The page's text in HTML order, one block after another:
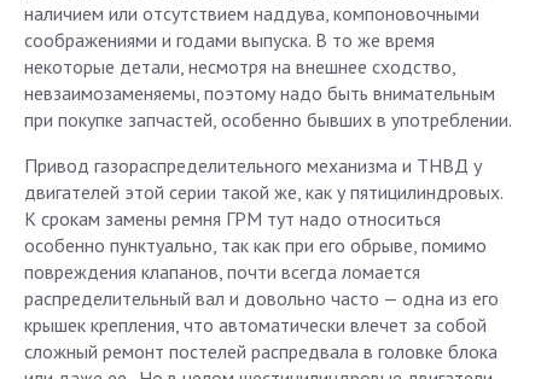
наличием или отсутствием наддува, компоновочными
соображениями и годами выпуска. В то же время
некоторые детали, несмотря на внешнее сходство,
невзаимозаменяемы, поэтому надо быть внимательным
при покупке запчастей, особенно бывших в употреблении.
Привод газораспределительного механизма и ТНВД у
двигателей этой серии такой же, как у пятицилиндровых.
К срокам замены ремня ГРМ тут надо относиться
особенно пунктуально, так как при его обрыве, помимо
повреждения клапанов, почти всегда ломается
распределительный вал и довольно часто — одна из его
крышек крепления, что автоматически влечет за собой
сложный ремонт постелей распредвала в головке блока